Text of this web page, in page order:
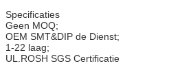
Specificaties
Geen MOQ;
OEM SMT&DIP de Dienst;
1-22 laag;
UL.ROSH SGS Certificatie